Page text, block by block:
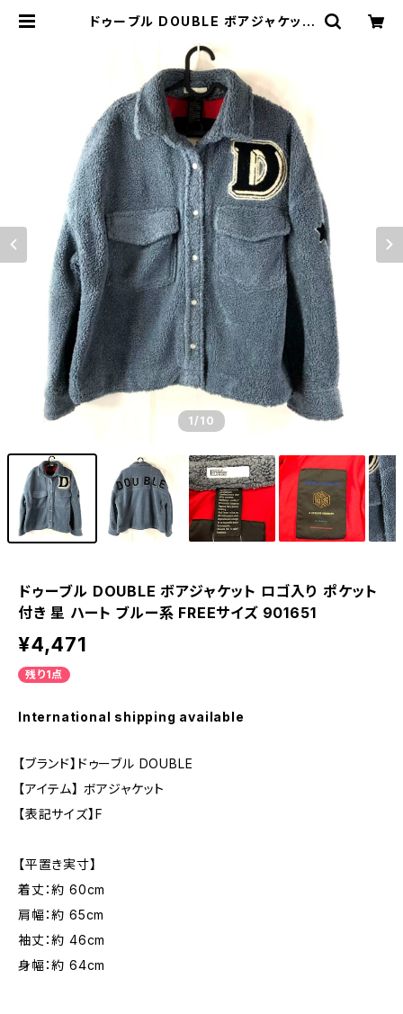
ドゥーブル DOUBLE ボアジャケット
ー系 FREEサイズ 901651 | Ethic
al Store
1/10
ドゥーブル DOUBLE ボアジャケット ロゴ入り ポケット
付き 星 ハート ブルー系 FREEサイズ 901651
¥4,471
残り1点
International shipping available
【ブランド】ドゥーブル DOUBLE
【アイテム】 ボアジャケット
【表記サイズ】F
【平置き実寸】
着丈：約 60cm
肩幅：約 65cm
袖丈：約 46cm
身幅：約 64cm